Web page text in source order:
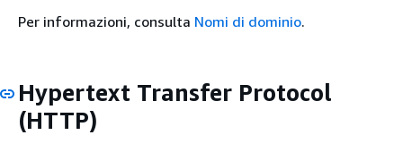
Per informazioni, consulta Nomi di dominio.
Hypertext Transfer Protocol
(HTTP)